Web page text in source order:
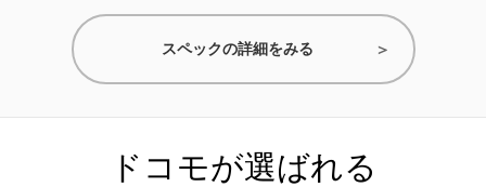
スペックの詳細をみる
ドコモが選ばれる